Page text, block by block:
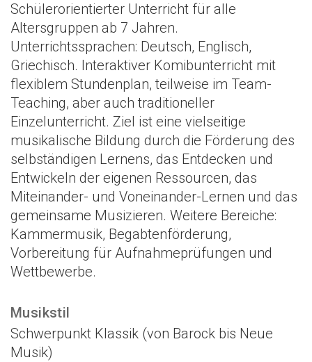
Schülerorientierter Unterricht für alle
Altersgruppen ab 7 Jahren.
Unterrichtssprachen: Deutsch, Englisch,
Griechisch. Interaktiver Komibunterricht mit
flexiblem Stundenplan, teilweise im Team-
Teaching, aber auch traditioneller
Einzelunterricht. Ziel ist eine vielseitige
musikalische Bildung durch die Förderung des
selbständigen Lernens, das Entdecken und
Entwickeln der eigenen Ressourcen, das
Miteinander- und Voneinander-Lernen und das
gemeinsame Musizieren. Weitere Bereiche:
Kammermusik, Begabtenförderung,
Vorbereitung für Aufnahmeprüfungen und
Wettbewerbe.
Musikstil
Schwerpunkt Klassik (von Barock bis Neue
Musik)